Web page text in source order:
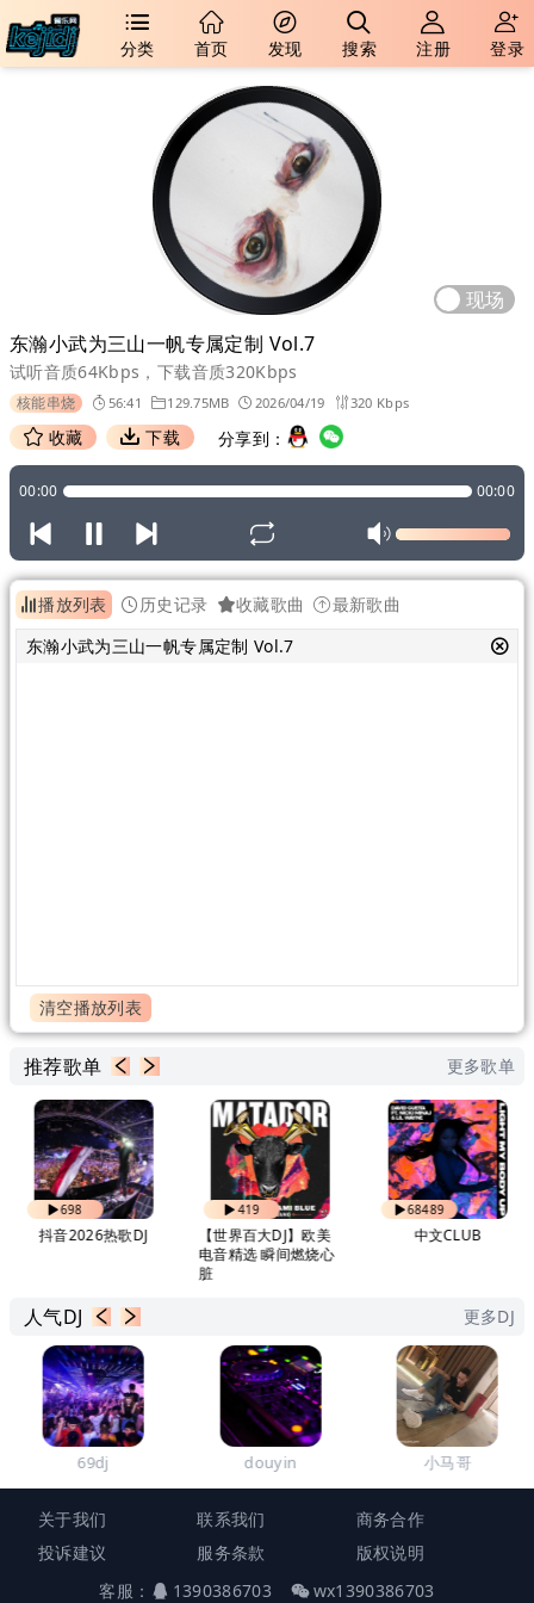
分类 首页 发现 搜索 注册 登录
现场
东瀚小武为三山一帆专属定制 Vol.7
试听音质64Kbps，下载音质320Kbps
核能串烧 56:41 129.75MB 2026/04/19 320 Kbps
收藏 下载 分享到：
00:00 00:00
播放列表 历史记录 收藏歌曲
最新歌曲
东瀚小武为三山一帆专属定制 Vol.7
清空播放列表
推荐歌单 更多歌单
698
抖音2026热歌DJ
419
【世界百大DJ】欧美
电音精选 瞬间燃烧心
脏
68489
中文CLUB
人气DJ 更多DJ
69dj douyin 小马哥
关于我们 联系我们
商务合作
投诉建议
服务条款
版权说明
客服：
1390386703 wx1390386703